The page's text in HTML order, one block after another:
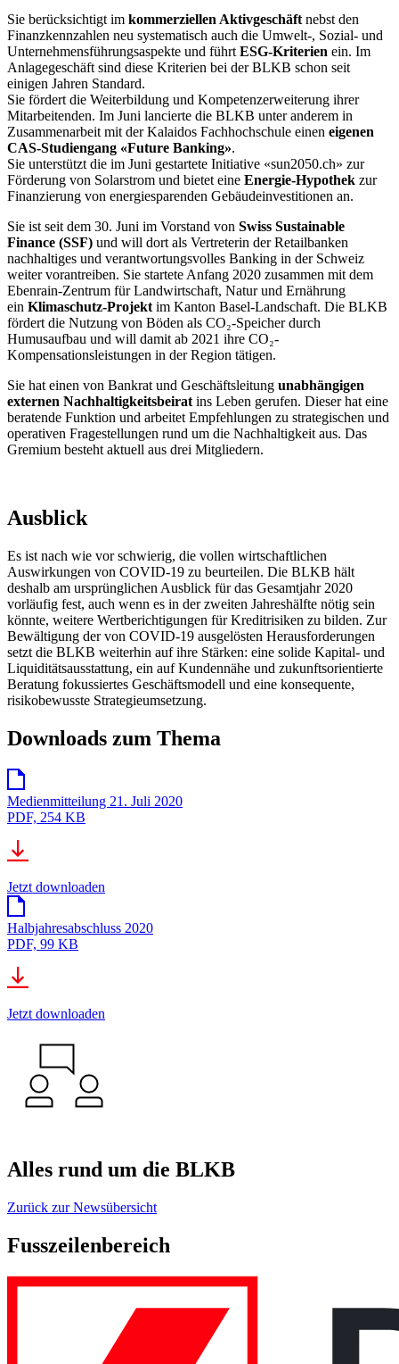
Sie berücksichtigt im kommerziellen Aktivgeschäft nebst den
Finanzkennzahlen neu systematisch auch die Umwelt-, Sozial- und
Unternehmensführungsaspekte und führt ESG-Kriterien ein. Im
Anlagegeschäft sind diese Kriterien bei der BLKB schon seit
einigen Jahren Standard.
Sie fördert die Weiterbildung und Kompetenzerweiterung ihrer
Mitarbeitenden. Im Juni lancierte die BLKB unter anderem in
Zusammenarbeit mit der Kalaidos Fachhochschule einen eigenen
CAS-Studiengang «Future Banking».
Sie unterstützt die im Juni gestartete Initiative «sun2050.ch» zur
Förderung von Solarstrom und bietet eine Energie-Hypothek zur
Finanzierung von energiesparenden Gebäudeinvestitionen an.
Sie ist seit dem 30. Juni im Vorstand von Swiss Sustainable
Finance (SSF) und will dort als Vertreterin der Retailbanken
nachhaltiges und verantwortungsvolles Banking in der Schweiz
weiter vorantreiben. Sie startete Anfang 2020 zusammen mit dem
Ebenrain-Zentrum für Landwirtschaft, Natur und Ernährung
ein Klimaschutz-Projekt im Kanton Basel-Landschaft. Die BLKB
fördert die Nutzung von Böden als CO₂-Speicher durch
Humusaufbau und will damit ab 2021 ihre CO₂-
Kompensationsleistungen in der Region tätigen.
Sie hat einen von Bankrat und Geschäftsleitung unabhängigen
externen Nachhaltigkeitsbeirat ins Leben gerufen. Dieser hat eine
beratende Funktion und arbeitet Empfehlungen zu strategischen und
operativen Fragestellungen rund um die Nachhaltigkeit aus. Das
Gremium besteht aktuell aus drei Mitgliedern.
Ausblick
Es ist nach wie vor schwierig, die vollen wirtschaftlichen
Auswirkungen von COVID-19 zu beurteilen. Die BLKB hält
deshalb am ursprünglichen Ausblick für das Gesamtjahr 2020
vorläufig fest, auch wenn es in der zweiten Jahreshälfte nötig sein
könnte, weitere Wertberichtigungen für Kreditrisiken zu bilden. Zur
Bewältigung der von COVID-19 ausgelösten Herausforderungen
setzt die BLKB weiterhin auf ihre Stärken: eine solide Kapital- und
Liquiditätsausstattung, ein auf Kundennähe und zukunftsorientierte
Beratung fokussiertes Geschäftsmodell und eine konsequente,
risikobewusste Strategieumsetzung.
Downloads zum Thema
Medienmitteilung 21. Juli 2020
PDF, 254 KB
Jetzt downloaden
Halbjahresabschluss 2020
PDF, 99 KB
Jetzt downloaden
Alles rund um die BLKB
Zurück zur Newsübersicht
Fusszeilenbereich